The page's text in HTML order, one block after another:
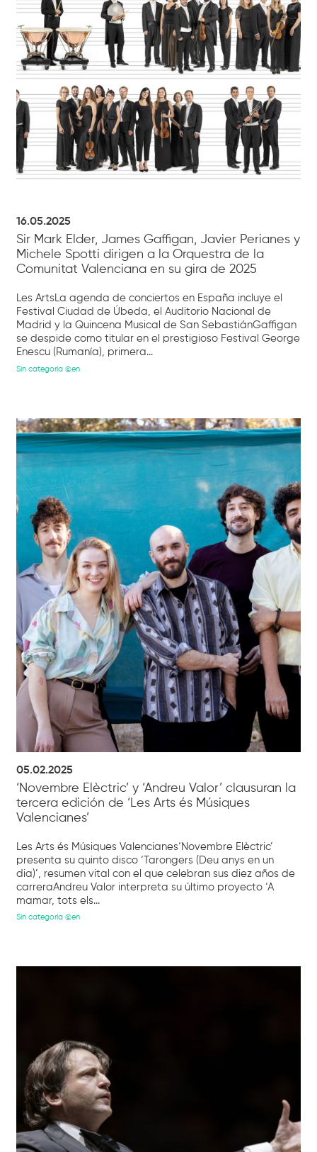
16.05.2025
Sir Mark Elder, James Gaffigan, Javier Perianes y
Michele Spotti dirigen a la Orquestra de la
Comunitat Valenciana en su gira de 2025
Les ArtsLa agenda de conciertos en España incluye el
Festival Ciudad de Úbeda, el Auditorio Nacional de
Madrid y la Quincena Musical de San SebastiánGaffigan
se despide como titular en el prestigioso Festival George
Enescu (Rumanía), primera...
Sin categoría @en
05.02.2025
‘Novembre Elèctric’ y ‘Andreu Valor’ clausuran la
tercera edición de ‘Les Arts és Músiques
Valencianes’
Les Arts és Músiques Valencianes‘Novembre Elèctric’
presenta su quinto disco ‘Tarongers (Deu anys en un
dia)’, resumen vital con el que celebran sus diez años de
carreraAndreu Valor interpreta su último proyecto ‘A
mamar, tots els...
Sin categoría @en